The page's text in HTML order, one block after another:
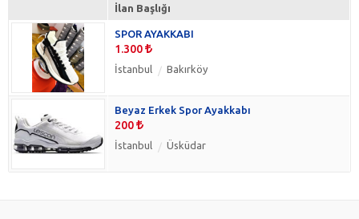
İlan Başlığı
SPOR AYAKKABI
1.300
İstanbul Bakırköy
Beyaz Erkek Spor Ayakkabı
200
İstanbul Üsküdar